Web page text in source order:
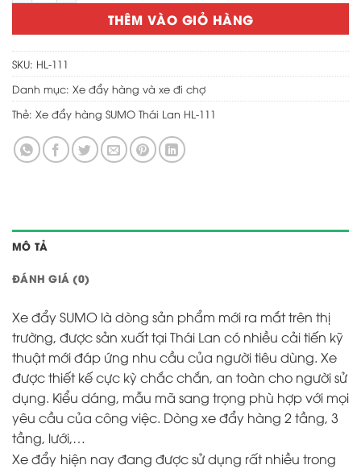
THÊM VÀO GIỎ HÀNG
SKU: HL-111
Danh mục: Xe đẩy hàng và xe đi chợ
Thẻ: Xe đẩy hàng SUMO Thái Lan HL-111
MÔ TẢ
ĐÁNH GIÁ (0)
Xe đẩy SUMO là dòng sản phẩm mới ra mắt trên thị
trường, được sản xuất tại Thái Lan có nhiều cải tiến kỹ
thuật mới đáp ứng nhu cầu của người tiêu dùng. Xe
được thiết kế cực kỳ chắc chắn, an toàn cho người sử
dụng. Kiểu dáng, mẫu mã sang trọng phù hợp với mọi
yêu cầu của công việc. Dòng xe đẩy hàng 2 tầng, 3
tầng, lưới,…
Xe đẩy hiện nay đang được sử dụng rất nhiều trong